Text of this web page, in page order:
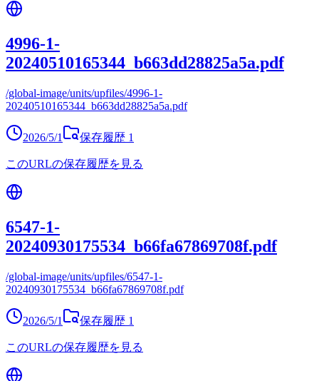
4996-1-
20240510165344_b663dd28825a5a.pdf
/global-image/units/upfiles/4996-1-
20240510165344_b663dd28825a5a.pdf
2026/5/1 保存履歴 1
このURLの保存履歴を見る
6547-1-
20240930175534_b66fa67869708f.pdf
/global-image/units/upfiles/6547-1-
20240930175534_b66fa67869708f.pdf
2026/5/1 保存履歴 1
このURLの保存履歴を見る